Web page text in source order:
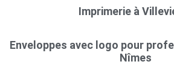
Imprimerie à
Enveloppes avec logo pour
Nîmes